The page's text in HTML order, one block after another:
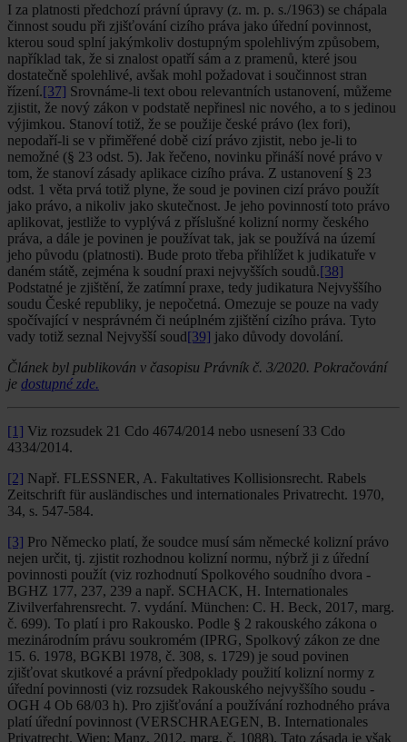
I za platnosti předchozí právní úpravy (z. m. p. s./1963) se chápala
činnost soudu při zjišťování cizího práva jako úřední povinnost,
kterou soud splní jakýmkoliv dostupným spolehlivým způsobem,
například tak, že si znalost opatří sám a z pramenů, které jsou
dostatečně spolehlivé, avšak mohl požadovat i součinnost stran
řízení.[37] Srovnáme-li text obou relevantních ustanovení, můžeme
zjistit, že nový zákon v podstatě nepřinesl nic nového, a to s jedinou
výjimkou. Stanoví totiž, že se použije české právo (lex fori),
nepodaří-li se v přiměřené době cizí právo zjistit, nebo je-li to
nemožné (§ 23 odst. 5). Jak řečeno, novinku přináší nové právo v
tom, že stanoví zásady aplikace cizího práva. Z ustanovení § 23
odst. 1 věta prvá totiž plyne, že soud je povinen cizí právo použít
jako právo, a nikoliv jako skutečnost. Je jeho povinností toto právo
aplikovat, jestliže to vyplývá z příslušné kolizní normy českého
práva, a dále je povinen je používat tak, jak se používá na území
jeho původu (platnosti). Bude proto třeba přihlížet k judikatuře v
daném státě, zejména k soudní praxi nejvyšších soudů.[38]
Podstatné je zjištění, že zatímní praxe, tedy judikatura Nejvyššího
soudu České republiky, je nepočetná. Omezuje se pouze na vady
spočívající v nesprávném či neúplném zjištění cizího práva. Tyto
vady totiž seznal Nejvyšší soud[39] jako důvody dovolání.
Článek byl publikován v časopisu Právník č. 3/2020. Pokračování
je dostupné zde.
[1] Viz rozsudek 21 Cdo 4674/2014 nebo usnesení 33 Cdo
4334/2014.
[2] Např. FLESSNER, A. Fakultatives Kollisionsrecht. Rabels
Zeitschrift für ausländisches und internationales Privatrecht. 1970,
34, s. 547-584.
[3] Pro Německo platí, že soudce musí sám německé kolizní právo
nejen určit, tj. zjistit rozhodnou kolizní normu, nýbrž ji z úřední
povinnosti použít (viz rozhodnutí Spolkového soudního dvora -
BGHZ 177, 237, 239 a např. SCHACK, H. Internationales
Zivilverfahrensrecht. 7. vydání. München: C. H. Beck, 2017, marg.
č. 699). To platí i pro Rakousko. Podle § 2 rakouského zákona o
mezinárodním právu soukromém (IPRG, Spolkový zákon ze dne
15. 6. 1978, BGKBl 1978, č. 308, s. 1729) je soud povinen
zjišťovat skutkové a právní předpoklady použití kolizní normy z
úřední povinnosti (viz rozsudek Rakouského nejvyššího soudu -
OGH 4 Ob 68/03 h). Pro zjišťování a používání rozhodného práva
platí úřední povinnost (VERSCHRAEGEN, B. Internationales
Privatrecht. Wien: Manz, 2012, marg. č. 1088). Tato zásada je však